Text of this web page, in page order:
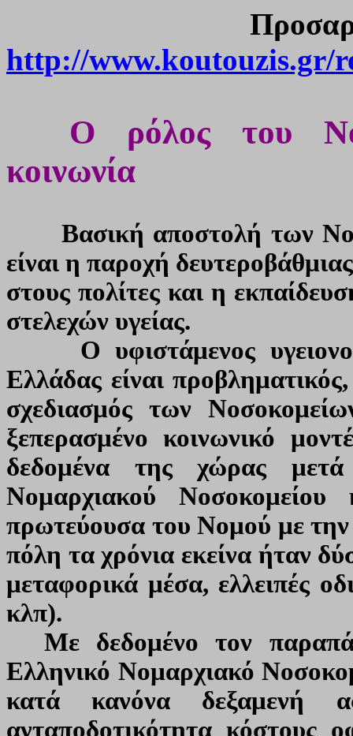
http://www.koutouzis.gr/
Ο ρόλος του
κοινωνία
Βασική αποστολή των
είναι η παροχή
στους πολίτες και η
στελεχών υγείας.
Ο υφιστάμενος
Ελλάδας είναι
σχεδιασμός των
ξεπερασμένο κοινωνικό
δεδομένα της χώρας
Νομαρχιακού
πρωτεύουσα του Νομού με την
πόλη τα χρόνια εκείνα ήταν
μεταφορικά μέσα, ελλειπές
κλπ).
Με δεδομένο τον
Ελληνικό Νομαρχιακό
κατά κανόνα δεξαμενή
ανταποδοτικότητα κόστους